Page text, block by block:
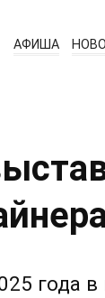
АФИША
года в